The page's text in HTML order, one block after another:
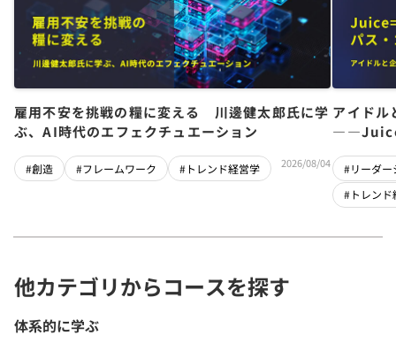
雇用不安を挑戦の糧に変える 川邊健太郎氏に学
ぶ、AI時代のエフェクチュエーション
#創造 #フレームワーク #トレンド経営学 2026/08/04
アイドル
チーム
#リーダー
#トレンド
他カテゴリからコースを探す
体系的に学ぶ